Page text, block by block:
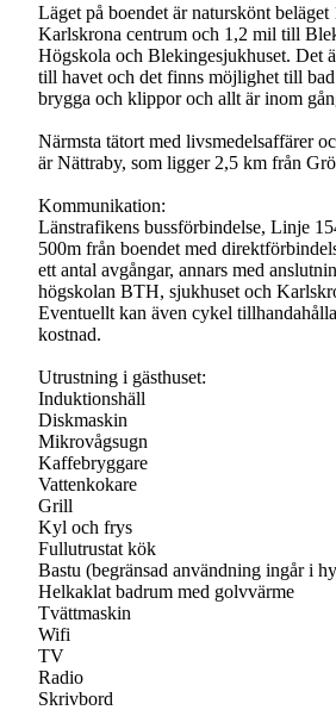
Läget på boendet är naturskönt
Karlskrona centrum och 1,2 mil till
Högskola och Blekingesjukhuset. Det
till havet och det finns möjlighet till bad
brygga och klippor och allt är inom
Närmsta tätort med livsmedelsaffärer
är Nättraby, som ligger 2,5 km från
Kommunikation:
Länstrafikens bussförbindelse, Linje
500m från boendet med
ett antal avgångar, annars med
högskolan BTH, sjukhuset och
Eventuellt kan även cykel
kostnad.
Utrustning i gästhuset:
Induktionshäll
Diskmaskin
Mikrovågsugn
Kaffebryggare
Vattenkokare
Grill
Kyl och frys
Fullutrustat kök
Bastu (begränsad användning ingår i
Helkaklat badrum med golvvärme
Tvättmaskin
Wifi
TV
Radio
Skrivbord